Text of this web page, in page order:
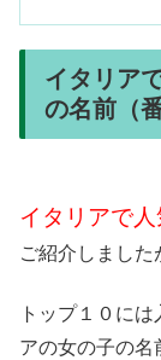
イタリア
の名前（
イタリアで
ご紹介しました
トップ１０に
アの女の子の名